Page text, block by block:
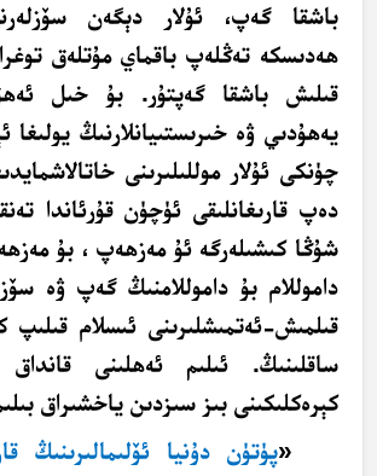
باشقا گەپ، ئۇلار دېگەن
ھەدىسكە تەڭلەپ باقماي مۇتلەق
قىلىش باشقا گەپتۇر. بۇ خىل
يەھۇدىي ۋەخىرىستىيانلارنىڭ يولىغا
چۈنكى ئۇلار موللىلىرىنى
دەپ قارىغانلىقى ئۈچۈن قۇرئاندا
شۇڭا كىشىلەرگە ئۇمەزھەپ ، بۇ
داموللام بۇ داموللامنىڭ گەپ ۋە
قىلمىش-ئەتمىشلىرىنى ئىسلام قىلىپ
ساقلىنىڭ. ئىلىم ئەھلىنى
كېرەكلىكىنى بىز سىزدىن ياخشىراق
«پۈتۈن دۇنيا ئۆلىمالىرىنىڭ